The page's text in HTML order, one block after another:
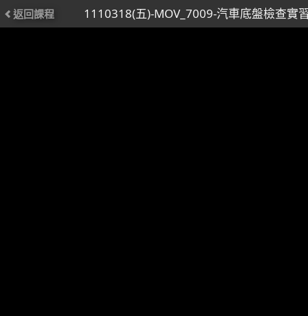
返回課程 1110318(五)-MOV_7009-汽車底盤檢查實